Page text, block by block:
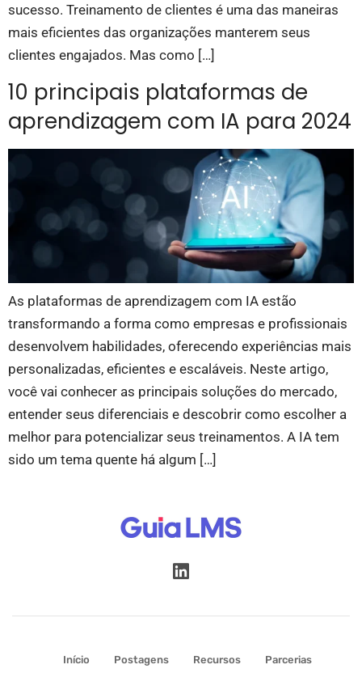
sucesso. Treinamento de clientes é uma das maneiras
mais eficientes das organizações manterem seus
clientes engajados. Mas como […]
10 principais plataformas de
aprendizagem com IA para 2024
As plataformas de aprendizagem com IA estão
transformando a forma como empresas e profissionais
desenvolvem habilidades, oferecendo experiências mais
personalizadas, eficientes e escaláveis. Neste artigo,
você vai conhecer as principais soluções do mercado,
entender seus diferenciais e descobrir como escolher a
melhor para potencializar seus treinamentos. A IA tem
sido um tema quente há algum […]
Início Postagens Recursos Parcerias